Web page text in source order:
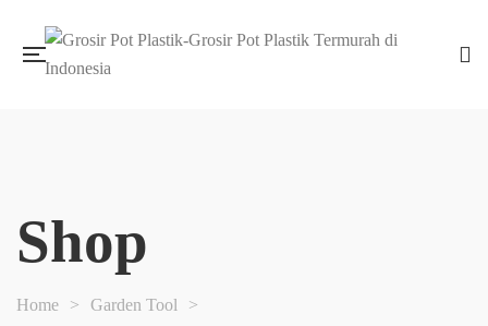
Shop
Home > Garden Tool
>